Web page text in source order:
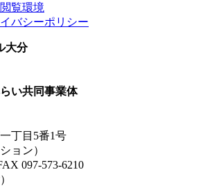
覧環境
バシーポリシー
大分
い共同事業体
丁目5番1号
ョン）
097-573-6210